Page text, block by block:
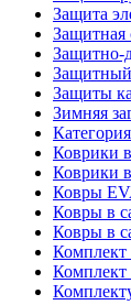
Защита
Защитная
Защитно-
Защиты
Зимняя
Категория
Коврики
Коврики
Ковры
Ковры в
Ковры в
Комплект